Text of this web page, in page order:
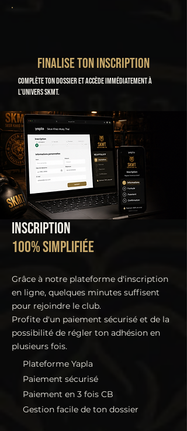
FINALISE TON INSCRIPTION
Complète ton dossier et accède immédiatement à
l'univers SKMT.
INSCRIPTION
100% SIMPLIFIÉE
Grâce à notre plateforme d'inscription
en ligne, quelques minutes suffisent
pour rejoindre le club.
Profite d'un paiement sécurisé et de la
possibilité de régler ton adhésion en
plusieurs fois.
Plateforme Yapla
Paiement sécurisé
Paiement en 3 fois CB
Gestion facile de ton dossier